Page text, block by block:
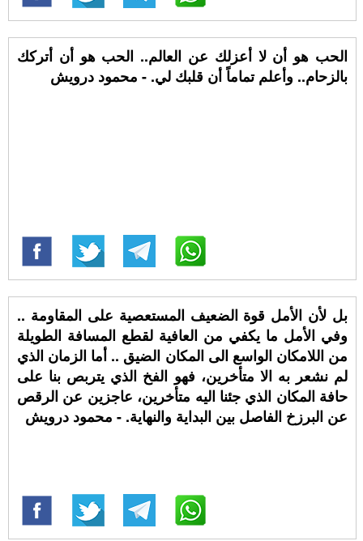
الحب هو أن لا أعزلك عن العالم.. الحب هو أن أتركك
بالزحام.. وأعلم تماماً أن قلبك لي. - محمود درويش
بل لأن الأمل قوة الضعيف المستعصية على المقاومة ..
وفي الأمل ما يكفي من العافية لقطع المسافة الطويلة
من اللامكان الواسع الى المكان الضيق .. أما الزمان الذي
لم نشعر به الا متأخرين، فهو الفخ الذي يتربص بنا على
حافة المكان الذي جئنا اليه متأخرين، عاجزين عن الرقص
عن البرزخ الفاصل بين البداية والنهاية. - محمود درويش